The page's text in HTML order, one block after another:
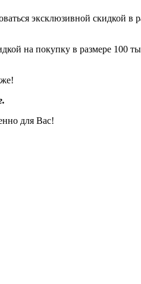
эксклюзивной скидкой в
на покупку в размере 100
для Вас!